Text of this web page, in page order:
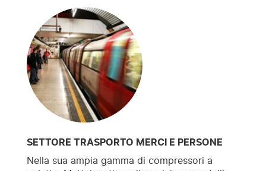
SETTORE TRASPORTO MERCI E PERSONE
Nella sua ampia gamma di compressori a